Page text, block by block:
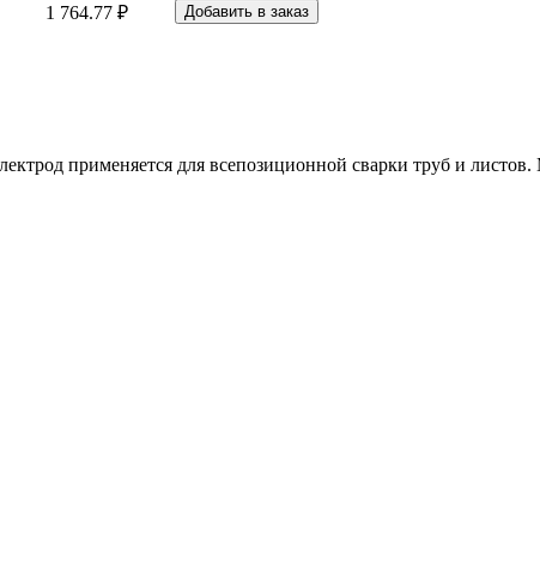
1 764.77 ₽ Добавить в заказ
применяется для всепозиционной сварки труб и